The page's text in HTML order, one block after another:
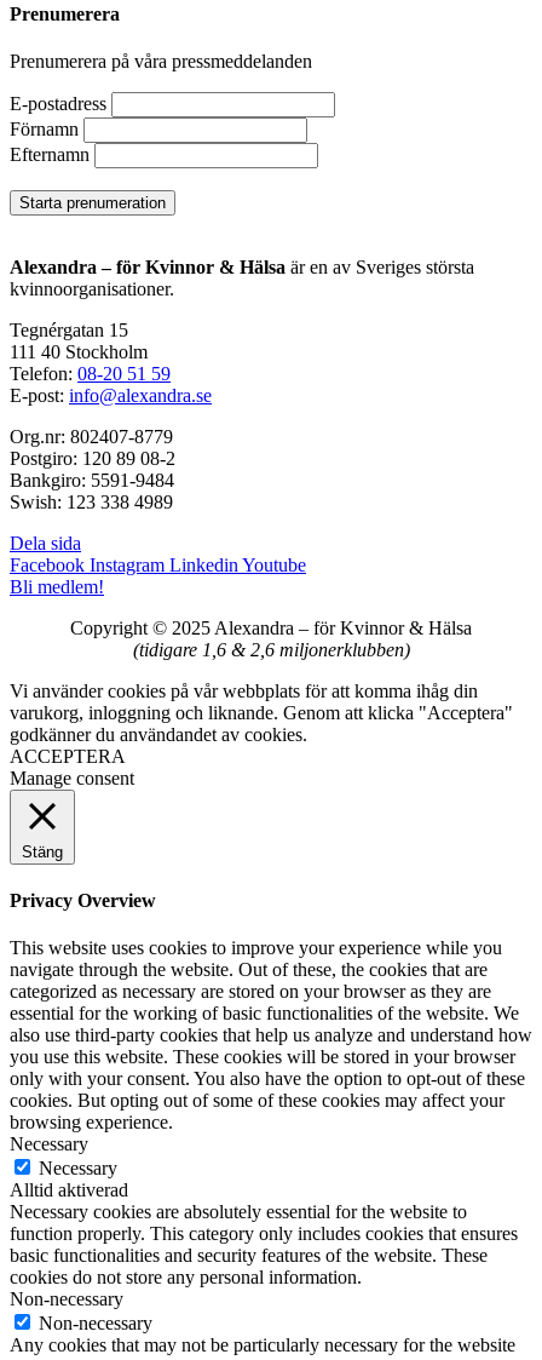
Prenumerera
Prenumerera på våra pressmeddelanden
E-postadress
Förnamn
Efternamn
Alexandra – för Kvinnor & Hälsa är en av Sveriges största
kvinnoorganisationer.
Tegnérgatan 15
111 40 Stockholm
Telefon: 08-20 51 59
E-post: info@alexandra.se
Org.nr: 802407-8779
Postgiro: 120 89 08-2
Bankgiro: 5591-9484
Swish: 123 338 4989
Dela sida
Facebook Instagram Linkedin Youtube
Bli medlem!
Copyright © 2025 Alexandra – för Kvinnor & Hälsa
(tidigare 1,6 & 2,6 miljonerklubben)
Vi använder cookies på vår webbplats för att komma ihåg din
varukorg, inloggning och liknande. Genom att klicka "Acceptera"
godkänner du användandet av cookies.
ACCEPTERA
Manage consent
Stäng
Privacy Overview
This website uses cookies to improve your experience while you
navigate through the website. Out of these, the cookies that are
categorized as necessary are stored on your browser as they are
essential for the working of basic functionalities of the website. We
also use third-party cookies that help us analyze and understand how
you use this website. These cookies will be stored in your browser
only with your consent. You also have the option to opt-out of these
cookies. But opting out of some of these cookies may affect your
browsing experience.
Necessary
Necessary
Alltid aktiverad
Necessary cookies are absolutely essential for the website to
function properly. This category only includes cookies that ensures
basic functionalities and security features of the website. These
cookies do not store any personal information.
Non-necessary
Non-necessary
Any cookies that may not be particularly necessary for the website